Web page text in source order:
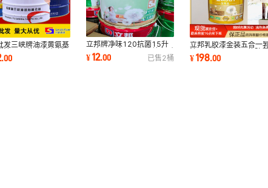
发三峡牌油漆黄氨基
漆21㎏汽车漆机械
漆工业漆
.00
立邦牌净味120抗菌15升
五合一净味环保高遮盖力耐
擦洗抗碱容易施
¥12.00 已售2桶
立邦乳胶漆金装五合一
漆18L净味环保双倍防
擦洗耐碱调色
¥198.00